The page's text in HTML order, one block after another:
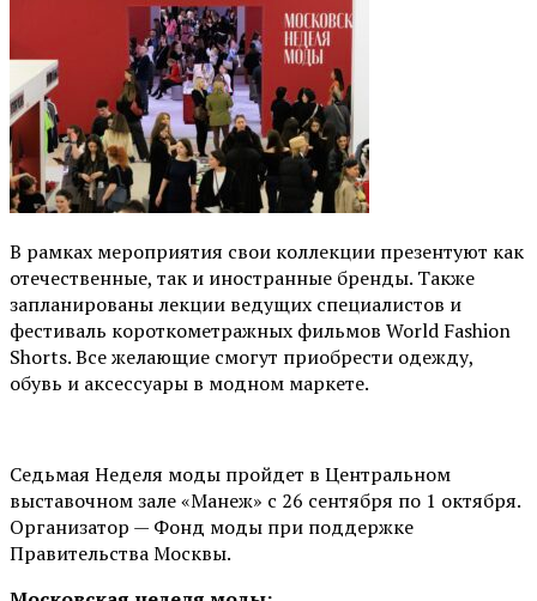
В рамках мероприятия свои коллекции презентуют как
отечественные, так и иностранные бренды. Также
запланированы лекции ведущих специалистов и
фестиваль короткометражных фильмов World Fashion
Shorts. Все желающие смогут приобрести одежду,
обувь и аксессуары в модном маркете.
Седьмая Неделя моды пройдет в Центральном
выставочном зале «Манеж» с 26 сентября по 1 октября.
Организатор — Фонд моды при поддержке
Правительства Москвы.